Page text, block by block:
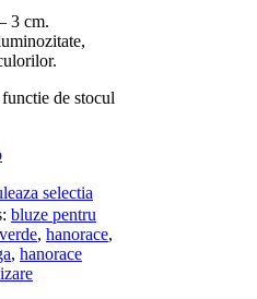
3 cm.
de stocul
selectia
bluze pentru
, hanorace,
, hanorace